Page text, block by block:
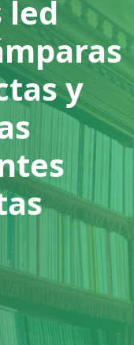
led
y